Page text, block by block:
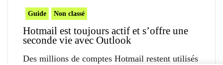
Guide Non classé
Hotmail est toujours actif et s’offre une
seconde vie avec Outlook
Des millions de comptes Hotmail restent utilisés